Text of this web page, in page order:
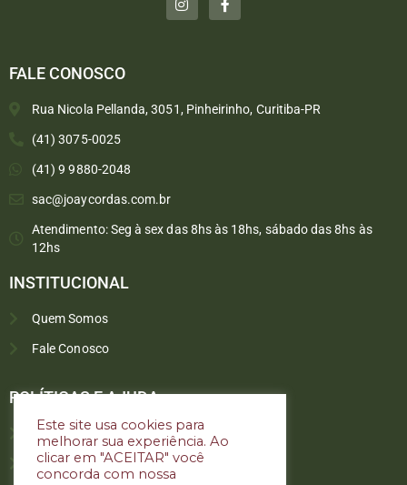
FALE CONOSCO
Rua Nicola Pellanda, 3051, Pinheirinho, Curitiba-PR
(41) 3075-0025
(41) 9 9880-2048
sac@joaycordas.com.br
Atendimento: Seg à sex das 8hs às 18hs, sábado das 8hs às
12hs
INSTITUCIONAL
Quem Somos
Fale Conosco
POLÍTICAS E AJUDA
Política de troca e devoluções
Política de privacidade
Este site usa cookies para
melhorar sua experiência. Ao
clicar em "ACEITAR" você
concorda com nossa
Atendimento